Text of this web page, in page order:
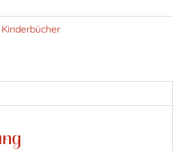
Kinderbücher